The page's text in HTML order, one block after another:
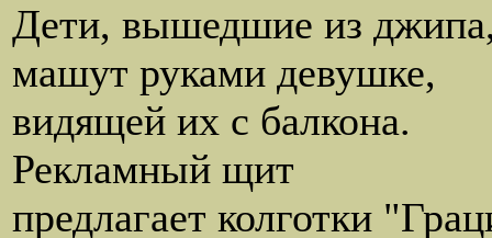
Дети, вышедшие из
машут руками девушке,
видящей их с балкона.
Рекламный щит
предлагает колготки